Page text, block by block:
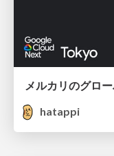
hatappi